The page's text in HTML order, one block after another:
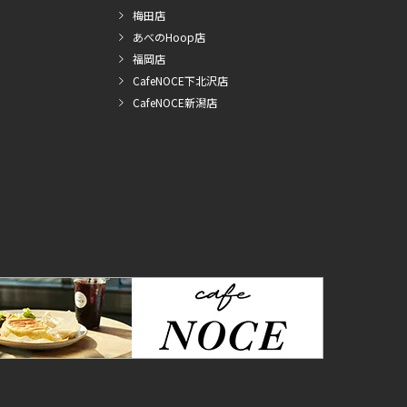
梅田店
あべのHoop店
福岡店
CafeNOCE下北沢店
CafeNOCE新潟店